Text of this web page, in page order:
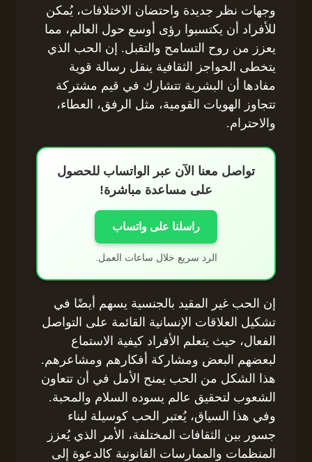
وجهات نظر جديدة واحتضان الاختلافات، يُمكن
للأفراد أن يكتسبوا رؤى أوسع حول العالم، مما
يعزز من روح التسامح والتقبل. إن الحب الذي
يتخطى الحواجز الثقافية ينقل رسالة قوية
مفادها أن البشرية تتشارك في قيم مشتركة
تتجاوز الهويات القومية، مثل الرفق، العطاء،
والاحترام.
تواصل معنا الآن عبر الواتساب للحصول
على مساعدة مباشرة!
راسلنا على واتساب
الرد سريع خلال ساعات العمل.
إن الحب غير المقيد بالجنسية يسهم أيضًا في
تشكيل العلاقات الإنسانية القائمة على التواصل
الفعال، حيث يتعلم الأفراد كيفية الاستماع
لبعضهم البعض ومشاركة أفكارهم ومشاعرهم.
هذا الشكل من الحب يمنح الأمل في أن تتعاون
الشعوب لتحقيق عالم يسوده السلام والمحبة.
وفي هذا السياق، يُعتبر الحب كوسيلة لبناء
جسور بين الثقافات المختلفة، الأمر الذي يُعزز
المنظمات والممارسات القانونية كالدعوة إلى